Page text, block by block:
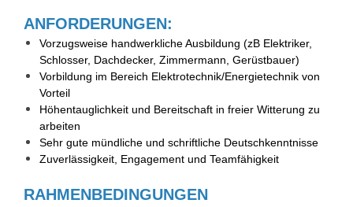
ANFORDERUNGEN:
Vorzugsweise handwerkliche Ausbildung (zB Elektriker,
Schlosser, Dachdecker, Zimmermann, Gerüstbauer)
Vorbildung im Bereich Elektrotechnik/Energietechnik von
Vorteil
Höhentauglichkeit und Bereitschaft in freier Witterung zu
arbeiten
Sehr gute mündliche und schriftliche Deutschkenntnisse
Zuverlässigkeit, Engagement und Teamfähigkeit
RAHMENBEDINGUNGEN